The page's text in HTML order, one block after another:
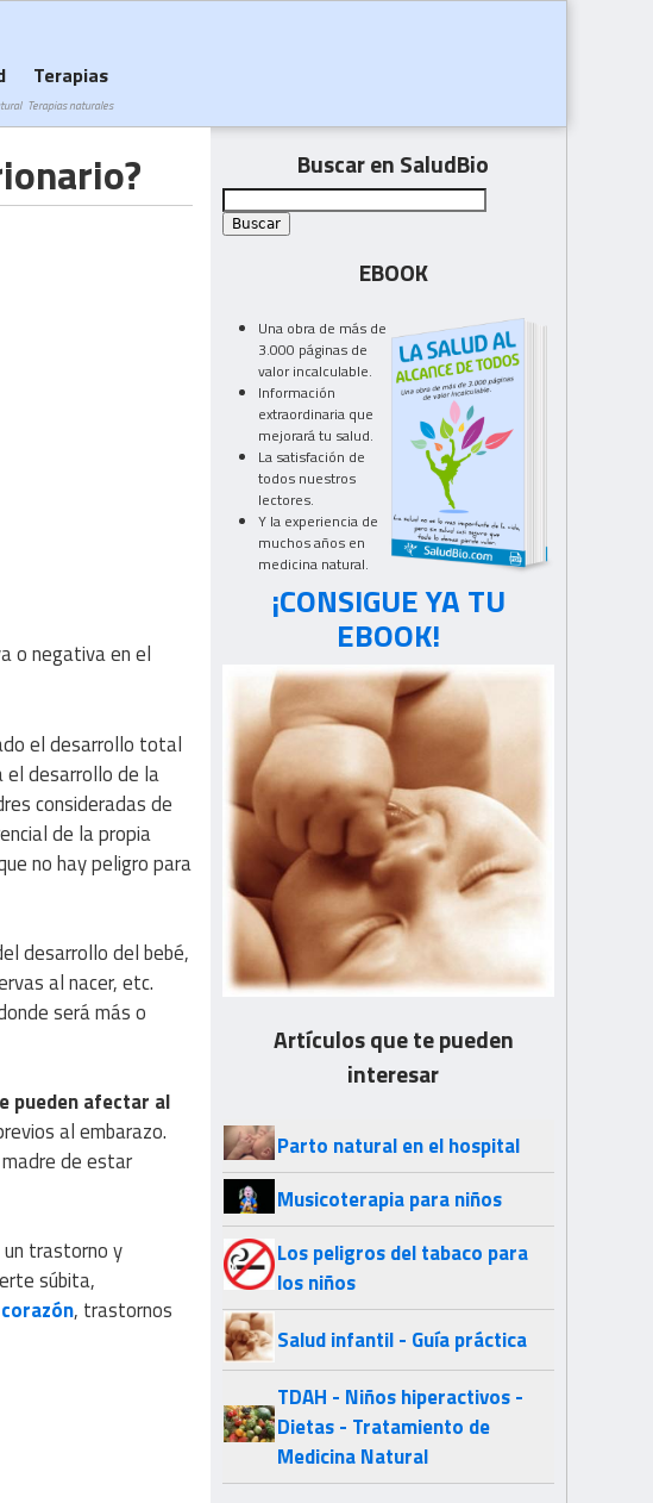
o negativa en el
el desarrollo total
el desarrollo de la
consideradas de
de la propia
no hay peligro para
desarrollo del bebé,
al nacer, etc.
será más o
pueden afectar al
al embarazo.
de estar
trastorno y
súbita,
corazón, trastornos
Terapias
Terapias naturales
Buscar en SaludBio
EBOOK
Una obra de más de
3.000 páginas de
valor incalculable.
Información
extraordinaria que
mejorará tu salud.
La satisfación de
todos nuestros
lectores.
Y la experiencia de
muchos años en
medicina natural.
¡CONSIGUE YA TU
EBOOK!
Artículos que te pueden
interesar
Parto natural en el hospital
Musicoterapia para niños
Los peligros del tabaco para
los niños
Salud infantil - Guía práctica
TDAH - Niños hiperactivos -
Dietas - Tratamiento de
Medicina Natural